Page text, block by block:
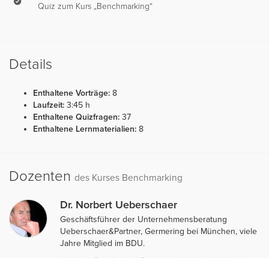
Quiz zum Kurs „Benchmarking“
Details
Enthaltene Vorträge: 8
Laufzeit: 3:45 h
Enthaltene Quizfragen: 37
Enthaltene Lernmaterialien: 8
Dozenten des Kurses Benchmarking
Dr. Norbert Ueberschaer
Geschäftsführer der Unternehmensberatung
Ueberschaer&Partner, Germering bei München, viele
Jahre Mitglied im BDU.